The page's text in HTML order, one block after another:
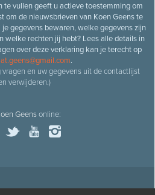
te vullen geeft u actieve toestemming om
om de nieuwsbrieven van Koen Geens te
gegevens bewaren, welke gegevens zijn
welke rechten jij hebt? Lees alle details in
over deze verklaring kan je terecht op
.
en uw gegevens uit de contactlijst
verwijderen.)
Geensonline: